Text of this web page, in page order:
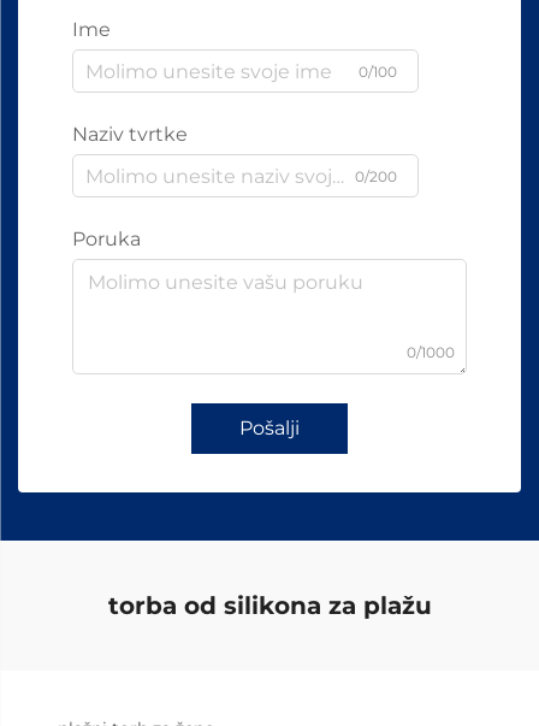
Ime
0/100
Naziv tvrtke
0/200
Poruka
0/1000
Pošalji
torba od silikona za plažu